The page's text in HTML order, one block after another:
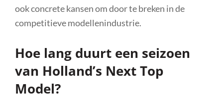
ook concrete kansen om door te breken in de
competitieve modellenindustrie.
Hoe lang duurt een seizoen
van Holland’s Next Top
Model?